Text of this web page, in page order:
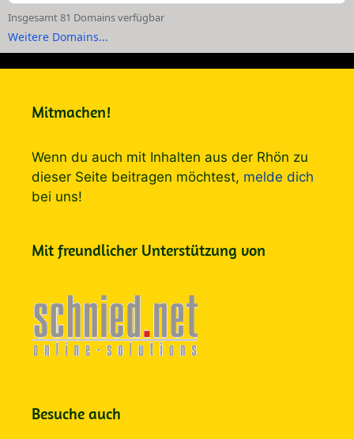
Insgesamt 81 Domains verfügbar
Weitere Domains...
Mitmachen!
Wenn du auch mit Inhalten aus der Rhön zu
dieser Seite beitragen möchtest, melde dich
bei uns!
Mit freundlicher Unterstützung von
Besuche auch